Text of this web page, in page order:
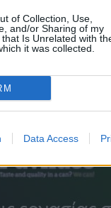
of Collection, Use,
and/or Sharing of my
Is Unrelated with
it was collected.
Data Access